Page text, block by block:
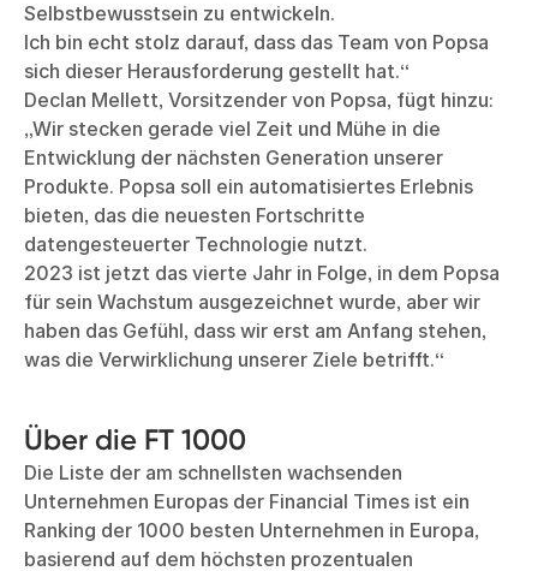
Selbstbewusstsein zu entwickeln.
Ich bin echt stolz darauf, dass das Team von Popsa
sich dieser Herausforderung gestellt hat.“
Declan Mellett, Vorsitzender von Popsa, fügt hinzu:
„Wir stecken gerade viel Zeit und Mühe in die
Entwicklung der nächsten Generation unserer
Produkte. Popsa soll ein automatisiertes Erlebnis
bieten, das die neuesten Fortschritte
datengesteuerter Technologie nutzt.
2023 ist jetzt das vierte Jahr in Folge, in dem Popsa
für sein Wachstum ausgezeichnet wurde, aber wir
haben das Gefühl, dass wir erst am Anfang stehen,
was die Verwirklichung unserer Ziele betrifft.“
Über die FT 1000
Die Liste der am schnellsten wachsenden
Unternehmen Europas der Financial Times ist ein
Ranking der 1000 besten Unternehmen in Europa,
basierend auf dem höchsten prozentualen